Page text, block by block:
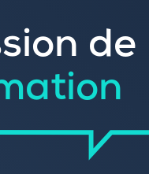
Rechercher une
Référencer votre
Trouver
de